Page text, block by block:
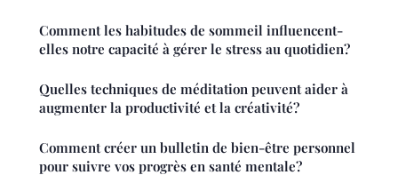
Comment les habitudes de sommeil influencent-
elles notre capacité à gérer le stress au quotidien?
Quelles techniques de méditation peuvent aider à
augmenter la productivité et la créativité?
Comment créer un bulletin de bien-être personnel
pour suivre vos progrès en santé mentale?